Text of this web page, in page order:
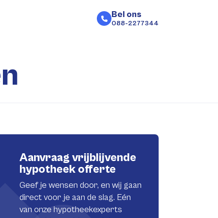
Bel ons
088-2277344
Aanvraag vrijblijvende
hypotheek offerte
Geef je wensen door, en wij gaan
direct voor je aan de slag. Eén
van onze hypotheekexperts